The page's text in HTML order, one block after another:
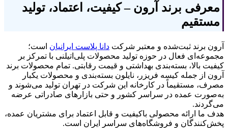
معرفی برند آرون–کیفیت، اعتماد، تولید
مستقیم
آرون برند ثبت‌شده و معتبر شرکت دانا پلاست ایرانیان است؛
مجموعه‌ای فعال در حوزه تولید محصولات پلی‌اتیلنی با تمرکز بر
کیفیت بالا، بسته‌بندی بهداشتی و قیمت رقابتی. تمام محصولات برند
آرون از جمله کیسه فریزر، نایلون بسته‌بندی و محصولات یکبار
مصرف، مستقیماً در کارخانه این شرکت در تهران تولید می‌شوند و
به‌صورت عمده در سراسر کشور و حتی بازارهای صادراتی عرضه
می‌گردند.
هدف ما ارائه محصولی باکیفیت و قابل اعتماد برای مشتریان عمده،
پخش‌کنندگان و فروشگاه‌های سراسر ایران است.